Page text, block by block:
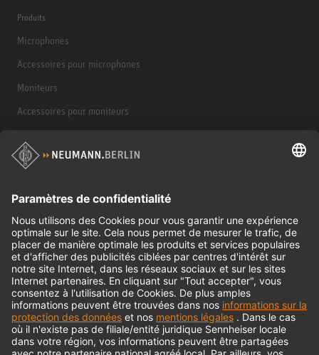
Produits
Microphones
Accessoires pour microphones
Moniteurs
Accessoires pour moniteurs
Produits historiques
© 2018 - 2026Georg Neumann GmbH